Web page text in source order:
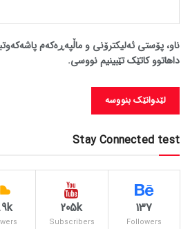
ناو، پۆستی ئەلیکترۆنی و ماڵپەڕەکەم
داهاتوو کاتێک تێبینیم نووسی.
Stay Connected test
137
Followers
205k
Subscribers